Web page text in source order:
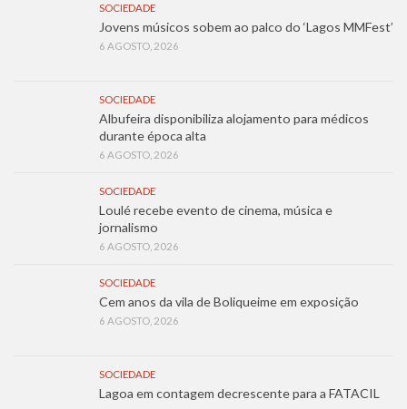
SOCIEDADE
Jovens músicos sobem ao palco do ‘Lagos MMFest’
6 AGOSTO, 2026
SOCIEDADE
Albufeira disponibiliza alojamento para médicos
durante época alta
6 AGOSTO, 2026
SOCIEDADE
Loulé recebe evento de cinema, música e
jornalismo
6 AGOSTO, 2026
SOCIEDADE
Cem anos da vila de Boliqueime em exposição
6 AGOSTO, 2026
SOCIEDADE
Lagoa em contagem decrescente para a FATACIL